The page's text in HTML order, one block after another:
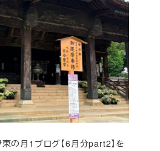
の月1ブログ【6月分part2】を